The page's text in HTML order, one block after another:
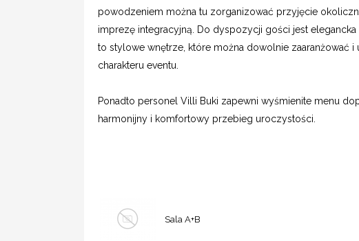
powodzeniem można tu zorganizować przyjęcie
imprezę integracyjną. Do dyspozycji gości jest
to stylowe wnętrze, które można dowolnie zaaranżować
charakteru eventu.
Ponadto personel Villi Buki zapewni wyśmienite menu
harmonijny i komfortowy przebieg uroczystości.
Sala A+B